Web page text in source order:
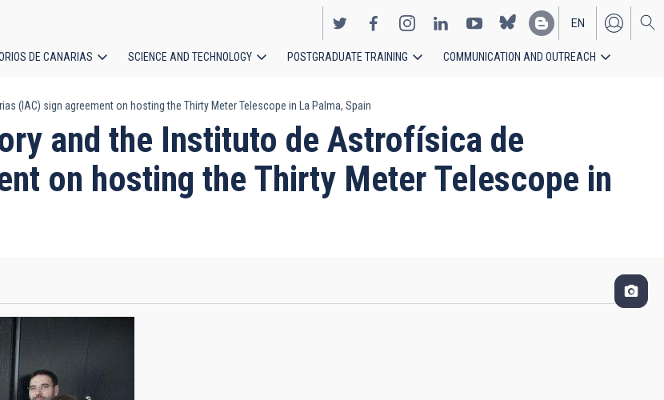
EN
ES
DE CANARIAS SCIENCE AND TECHNOLOGY POSTGRADUATE TRAINING COMMUNICATION AND OUTREACH
(IAC) sign agreement on hosting the Thirty Meter Telescope in La Palma, Spain
and the Instituto de Astrofísica de
on hosting the Thirty Meter Telescope in